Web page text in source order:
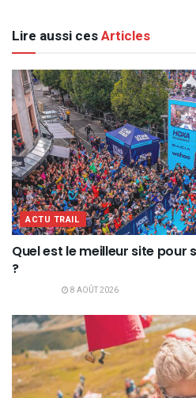
Lire aussi cesArticles
ACTU TRAIL
Quel est le meilleur site pour
?
8 AOÛT 2026